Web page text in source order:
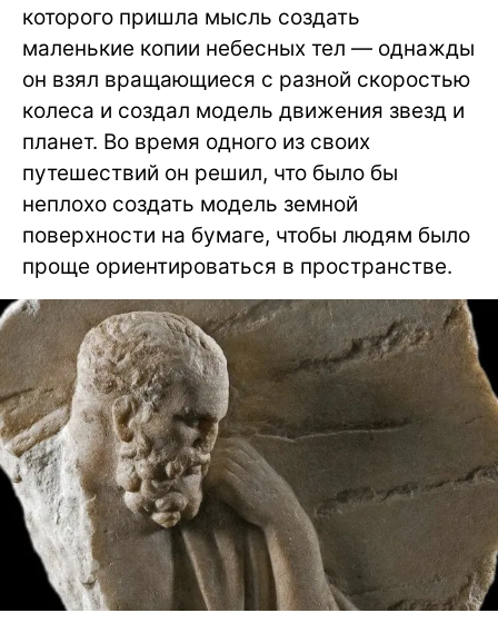
которого пришла мысль создать
маленькие копии небесных тел — однажды
он взял вращающиеся с разной скоростью
колеса и создал модель движения звезд и
планет. Во время одного из своих
путешествий он решил, что было бы
неплохо создать модель земной
поверхности на бумаге, чтобы людям было
проще ориентироваться в пространстве.